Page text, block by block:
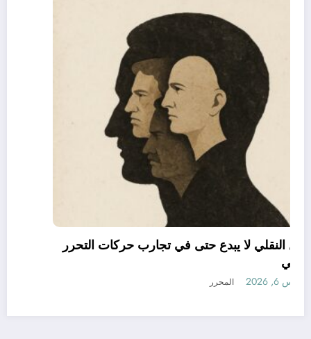
العقل النقلي لا يبدع حتى في تجارب حركات التحرر
الوطني
أغسطس 6, 2026